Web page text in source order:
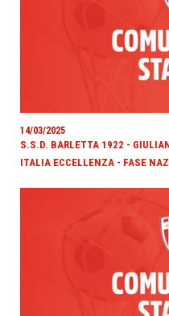
14/03/2025
S.S.D. BARLETTA 1922 -
ITALIA ECCELLENZA - FASE